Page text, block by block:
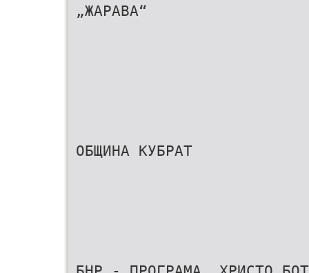
„ЖАРАВА“
ОБЩИНА КУБРАТ